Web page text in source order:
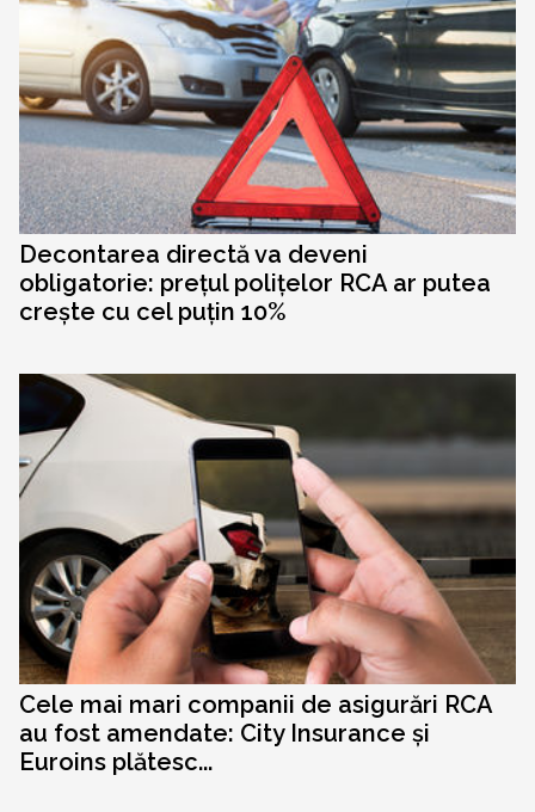
Decontarea directă va deveni
obligatorie: prețul polițelor RCA ar putea
crește cu cel puțin 10%
Cele mai mari companii de asigurări RCA
au fost amendate: City Insurance și
Euroins plătesc...